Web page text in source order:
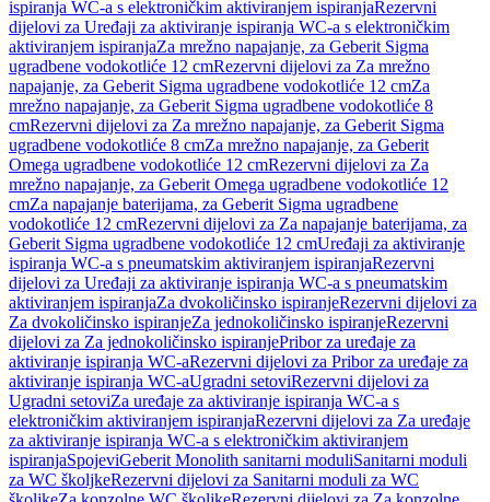
ispiranja WC-a s elektroničkim aktiviranjem ispiranjaRezervni
dijelovi za Uređaji za aktiviranje ispiranja WC-a s elektroničkim
aktiviranjem ispiranjaZa mrežno napajanje, za Geberit Sigma
ugradbene vodokotliće 12 cmRezervni dijelovi za Za mrežno
napajanje, za Geberit Sigma ugradbene vodokotliće 12 cmZa
mrežno napajanje, za Geberit Sigma ugradbene vodokotliće 8
cmRezervni dijelovi za Za mrežno napajanje, za Geberit Sigma
ugradbene vodokotliće 8 cmZa mrežno napajanje, za Geberit
Omega ugradbene vodokotliće 12 cmRezervni dijelovi za Za
mrežno napajanje, za Geberit Omega ugradbene vodokotliće 12
cmZa napajanje baterijama, za Geberit Sigma ugradbene
vodokotliće 12 cmRezervni dijelovi za Za napajanje baterijama, za
Geberit Sigma ugradbene vodokotliće 12 cmUređaji za aktiviranje
ispiranja WC-a s pneumatskim aktiviranjem ispiranjaRezervni
dijelovi za Uređaji za aktiviranje ispiranja WC-a s pneumatskim
aktiviranjem ispiranjaZa dvokoličinsko ispiranjeRezervni dijelovi za
Za dvokoličinsko ispiranjeZa jednokoličinsko ispiranjeRezervni
dijelovi za Za jednokoličinsko ispiranjePribor za uređaje za
aktiviranje ispiranja WC-aRezervni dijelovi za Pribor za uređaje za
aktiviranje ispiranja WC-aUgradni setoviRezervni dijelovi za
Ugradni setoviZa uređaje za aktiviranje ispiranja WC-a s
elektroničkim aktiviranjem ispiranjaRezervni dijelovi za Za uređaje
za aktiviranje ispiranja WC-a s elektroničkim aktiviranjem
ispiranjaSpojeviGeberit Monolith sanitarni moduliSanitarni moduli
za WC školjkeRezervni dijelovi za Sanitarni moduli za WC